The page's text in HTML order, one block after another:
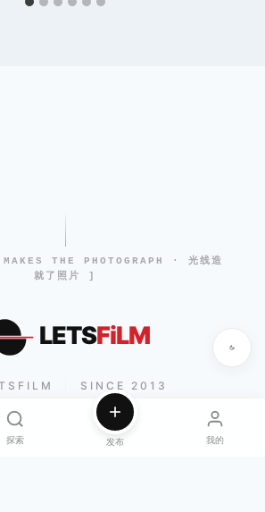
THE PHOTOGRAPH · 光线造
就了照片 ]
LETSFiLM
SINCE 2013
探索 发布 我的